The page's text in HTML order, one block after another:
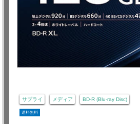
サプライ メディア BD-R (Blu-ray Disc)
送料無料